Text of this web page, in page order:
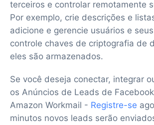
terceiros e controlar remotamente
Por exemplo, crie descrições e
adicione e gerencie usuários e
controle chaves de criptografia de
eles são armazenados.
Se você deseja conectar, integrar
os Anúncios de Leads de
Amazon Workmail - Registre-se
minutos novos leads serão